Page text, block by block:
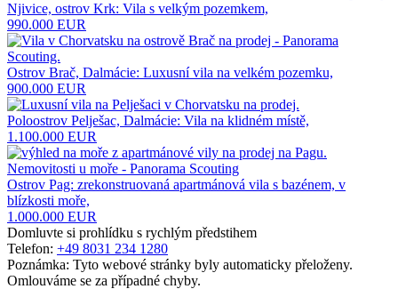
Njivice, ostrov Krk: Vila s velkým pozemkem,
990.000 EUR
Ostrov Brač, Dalmácie: Luxusní vila na velkém pozemku,
900.000 EUR
Poloostrov Pelješac, Dalmácie: Vila na klidném místě,
1.100.000 EUR
Ostrov Pag: zrekonstruovaná apartmánová vila s bazénem, ​​v
blízkosti moře,
1.000.000 EUR
Domluvte si prohlídku s rychlým předstihem
Telefon: +49 8031 234 1280
Poznámka: Tyto webové stránky byly automaticky přeloženy.
Omlouváme se za případné chyby.